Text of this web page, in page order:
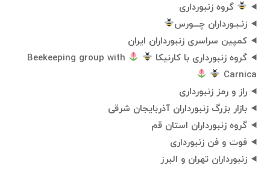
گروه زنبورداری
‌زنـبـورداران ‌چـــورس
کمپین سراسری زنبورداران ایران
گروه زنبورداری با کارنیکا
Beekeeping group with
Carnica
راز و رمز زنبورداری
بازار بزرگ زنبورداران آذربایجان شرقی
گروه زنبورداران استان قم
فوت و فن زنبورداری
زنبورداران تهران و البرز